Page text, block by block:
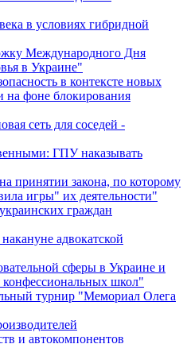
в условиях гибридной
Международного Дня
в Украине"
в контексте новых
на фоне блокирования
сеть для соседей -
ГПУ наказывать
принятии закона, по которому
игры" их деятельности"
граждан
адвокатской
сферы в Украине и
школ"
турнир "Мемориал Олега
и автокомпонентов